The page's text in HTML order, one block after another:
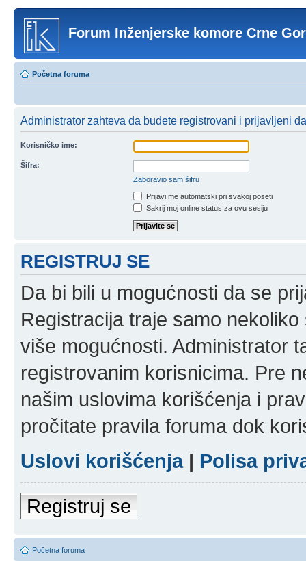
Forum Inženjerske komore Crne
Početna foruma
Administrator zahteva da budete registrovani i prijavljeni
Korisničko ime:
Šifra:
Zaboravio sam šifru
Prijavi me automatski pri svakoj poseti
Sakrij moj online status za ovu sesiju
REGISTRUJ SE
Da bi bili u mogućnosti da se
Registracija traje samo
više mogućnosti. Administrator
registrovanim korisnicima. Pre
našim uslovima korišćenja i
pročitate pravila foruma dok
Uslovi korišćenja| Polisa
Registruj se
Početna foruma